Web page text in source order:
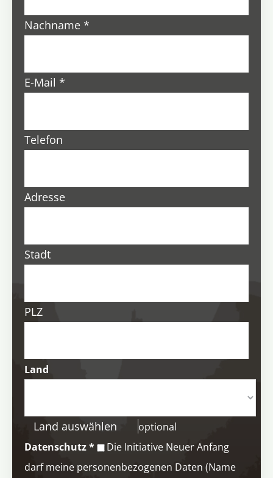
Nachname*
E-Mail*
Telefon
Adresse
Stadt
PLZ
Land
Land auswählen
optional
Datenschutz*
Die Initiative Neuer Anfang
darf meine personenbezogenen Daten (Name